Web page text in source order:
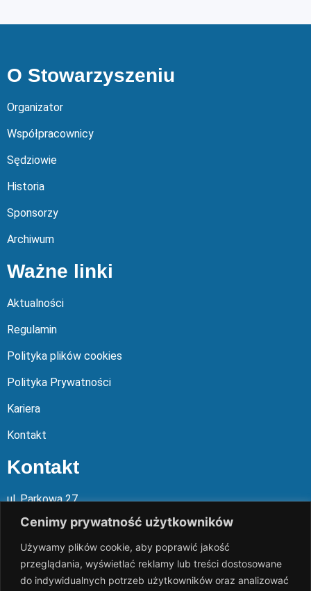
Cenimy prywatność użytkowników
Używamy plików cookie, aby poprawić jakość
przeglądania, wyświetlać reklamy lub treści dostosowane
do indywidualnych potrzeb użytkowników oraz analizować
O Stowarzyszeniu
Organizator
Współpracownicy
Sędziowie
Historia
Sponsorzy
Archiwum
Ważne linki
Aktualności
Regulamin
Polityka plików cookies
Polityka Prywatności
Kariera
Kontakt
Kontakt
ul. Parkowa 27
05-120 Legionowo
Mail: slalp@slalp.com.pl
Telefon: 732 86 6 667 | 731 466 667